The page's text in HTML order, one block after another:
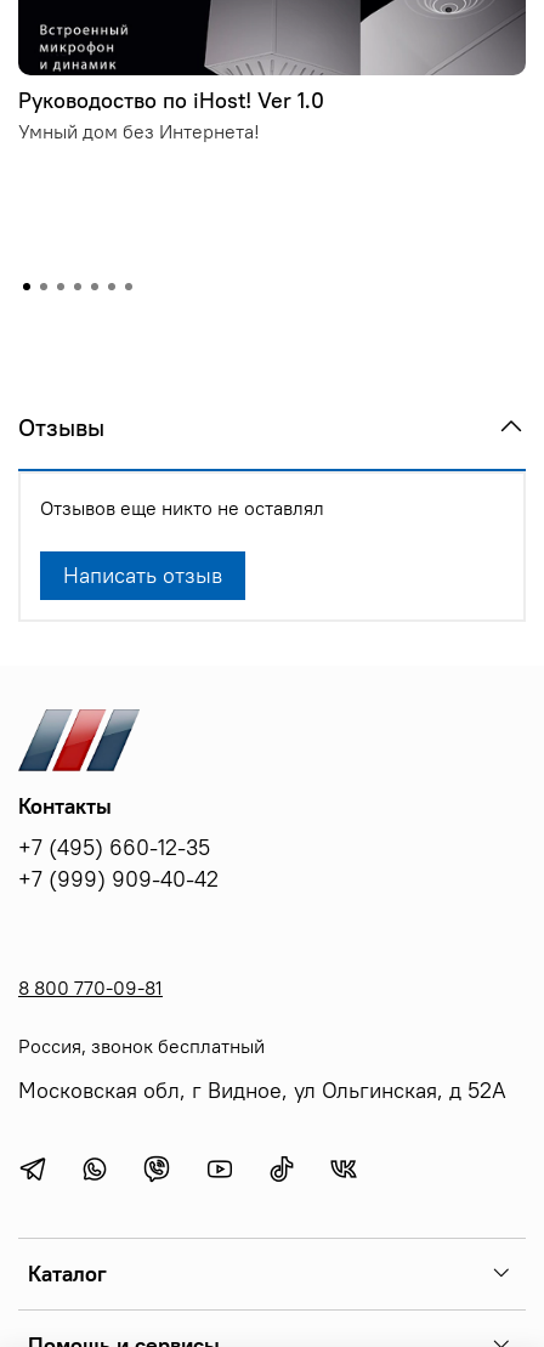
Руководоство по iHost! Ver 1.0
Умный дом без Интернета!
Отзывы
Отзывов еще никто не оставлял
Написать отзыв
Каталог
Контакты
+7 (495) 660-12-35
+7 (999) 909-40-42
8 800 770-09-81
Россия, звонок бесплатный
Московская обл, г Видное, ул Ольгинская, д 52А